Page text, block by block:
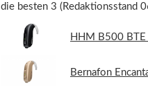
die besten 3 (Redaktionsstand
HHM B500 BTE
Bernafon